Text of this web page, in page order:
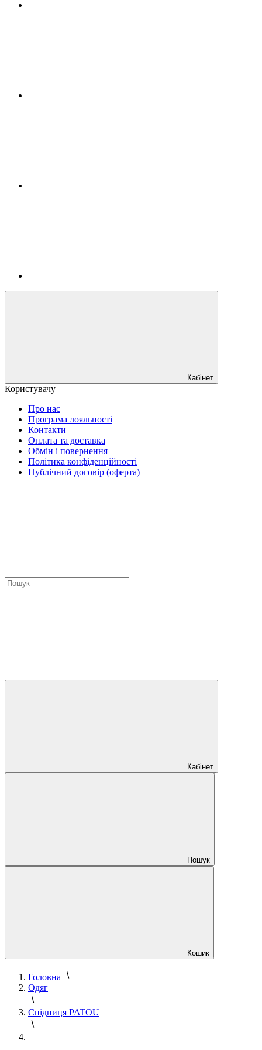
Кабінет
Користувачу
Про нас
Програма лояльності
Контакти
Оплата та доставка
Обмін і повернення
Політика конфіденційності
Публічний договір (оферта)
Кабінет
Пошук
Кошик
Головна
Одяг
Спідниця PATOU